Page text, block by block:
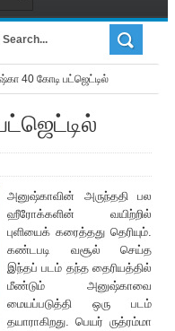
40 கோடி பட்ஜெட்டில்
அனுஷ்காவின் அருந்ததி பல
ஹீரோக்களின் வயிற்றில்
புளியை‌க் கரைத்தது தெ‌ரியும்.
கண்டபடி வசூல் செய்த
இந்தப் படம் தந்த தை‌ரியத்தில்
மீண்டும் அனுஷ்காவை
மையப்படுத்தி ஒரு படம்
தயாராகிறது. பெயர் ருத்ரம்மா